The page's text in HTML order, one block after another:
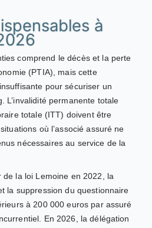
à
comprend le décès et la perte
(PTIA), mais cette
pour sécuriser un
L’invalidité permanente totale
totale (ITT) doivent être
où l’associé assuré ne
nécessaires au service de la
de la loi Lemoine en 2022, la
la suppression du questionnaire
à 200 000 euros par assuré
En 2026, la délégation